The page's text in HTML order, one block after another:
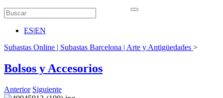
ES|EN
Subastas Online | Subastas Barcelona | Arte y Antigüedades >
Bolsos y Accesorios
Anterior Siguiente